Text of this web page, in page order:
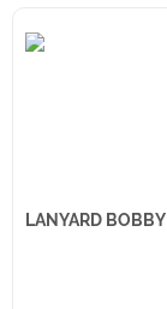
LANYARD BOBBY